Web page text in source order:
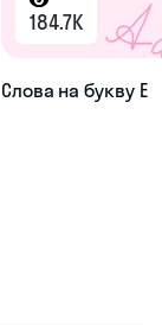
184.7K
Слова на букву Е